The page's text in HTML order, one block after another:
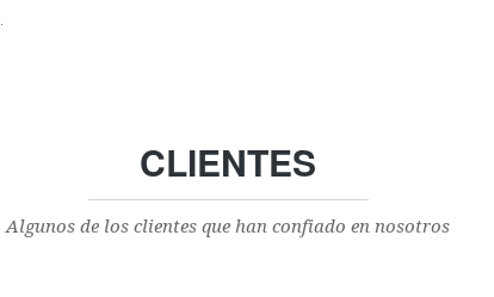
CLIENTES
Algunos de los clientes que han confiado en nosotros